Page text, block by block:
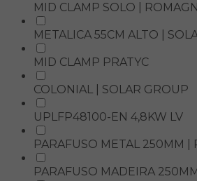
MID CLAMP SOLO |
METALICA 55CM ALTO |
MID CLAMP PRATYC
COLONIAL | SOLAR GROUP
UPLFP48100-EN 4,8KW LV
PARAFUSO METAL 250MM |
PARAFUSO MADEIRA